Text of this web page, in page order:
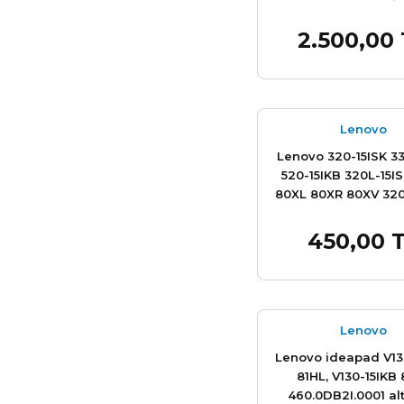
2.500,00
Lenovo
Lenovo 320-15ISK
520-15IKB 320L-
80XL 80XR 80XV
15AST 330L-15ICN
330R-15IKB 320-
kasa
450,00
Lenovo
Lenovo ideapad
81HL, V130-15IKB
460.0DB2I.0001